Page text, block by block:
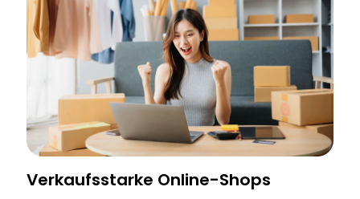
Verkaufsstarke Online-Shops